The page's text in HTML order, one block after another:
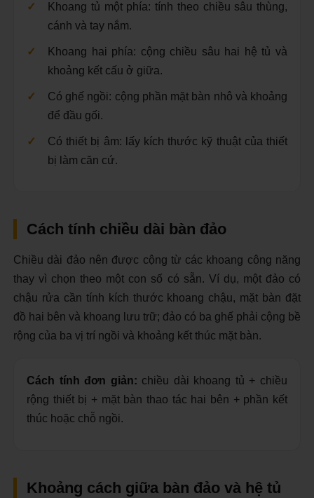
Khoang tủ một phía: tính theo chiều sâu thùng,
cánh và tay nắm.
Khoang hai phía: cộng chiều sâu hai hệ tủ và
khoảng kết cấu ở giữa.
Có ghế ngồi: cộng phần mặt bàn nhô và khoảng
để đầu gối.
Có thiết bị âm: lấy kích thước kỹ thuật của thiết
bị làm căn cứ.
Cách tính chiều dài bàn đảo
Chiều dài đảo nên được cộng từ các khoang công năng
thay vì chọn theo một con số có sẵn. Ví dụ, một đảo có
chậu rửa cần tính kích thước khoang chậu, mặt bàn đặt
đồ hai bên và khoang lưu trữ; đảo có ba ghế phải cộng bề
rộng của ba vị trí ngồi và khoảng kết thúc mặt bàn.
Cách tính đơn giản: chiều dài khoang tủ + chiều
rộng thiết bị + mặt bàn thao tác hai bên + phần kết
thúc hoặc chỗ ngồi.
Khoảng cách giữa bàn đảo và hệ tủ